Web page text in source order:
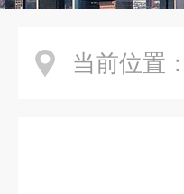
当前位置：